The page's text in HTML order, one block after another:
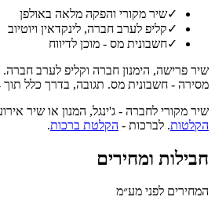
✓שיר מקורי והפקה מלאה באולפן
✓קליפ לערב חברה, לינקדאין ויוטיוב
✓חשבונית מס - מוכן לדיווח
שיר פרישה, הימנון חברה וקליפ לערב
מסירה - חשבונית מס. תגובה, בדרך כלל תוך 24 שעות.
שיר מקורי לחברה - ג'ינגל, המנון או שיר
הקלטות. לברכות - הקלטת ברכות.
חבילות ומחירים
המחירים לפני מע״מ